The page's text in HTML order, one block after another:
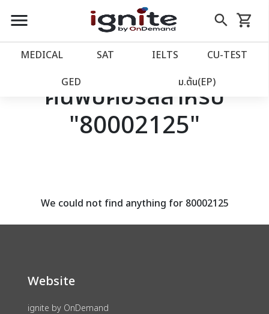
close
account_balance หน้าแรก
เว็บไซต์อิกไนท์
โปรโมชั่น
assignment ลงทะเบียน
menu search
Skip
to
shopping_cart
รถเข็น
MEDICAL SAT IELTS CU‑TEST
GED ม.ต้น(EP)
ค้นพบคอร์สสำหรับ
"80002125"
We could not find anything for 80002125
Website
ignite by OnDemand